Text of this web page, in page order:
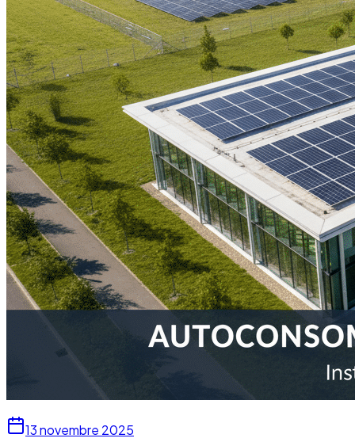
13 novembre 2025